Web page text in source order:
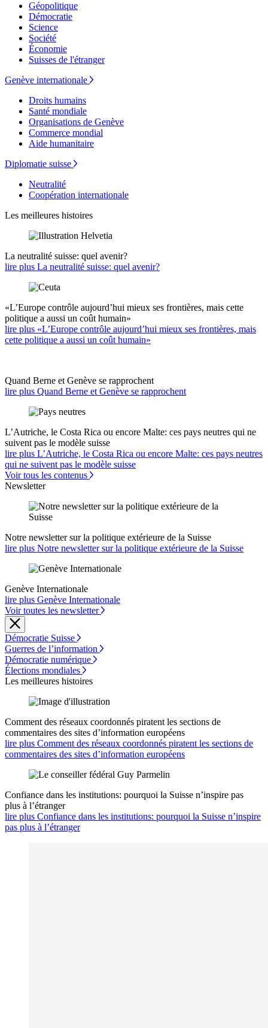
Géopolitique
Démocratie
Science
Société
Économie
Suisses de l'étranger
Genève internationale
Droits humains
Santé mondiale
Organisations de Genève
Commerce mondial
Aide humanitaire
Diplomatie suisse
Neutralité
Coopération internationale
Les meilleures histoires
La neutralité suisse: quel avenir?
lire plus La neutralité suisse: quel avenir?
«L’Europe contrôle aujourd’hui mieux ses frontières, mais cette
politique a aussi un coût humain»
lire plus «L’Europe contrôle aujourd’hui mieux ses frontières, mais
cette politique a aussi un coût humain»
Quand Berne et Genève se rapprochent
lire plus Quand Berne et Genève se rapprochent
L’Autriche, le Costa Rica ou encore Malte: ces pays neutres qui ne
suivent pas le modèle suisse
lire plus L’Autriche, le Costa Rica ou encore Malte: ces pays neutres
qui ne suivent pas le modèle suisse
Voir tous les contenus
Newsletter
Notre newsletter sur la politique extérieure de la Suisse
lire plus Notre newsletter sur la politique extérieure de la Suisse
Genève Internationale
lire plus Genève Internationale
Voir toutes les newsletter
Démocratie Suisse
Guerres de l’information
Démocratie numérique
Élections mondiales
Les meilleures histoires
Comment des réseaux coordonnés piratent les sections de
commentaires des sites d’information européens
lire plus Comment des réseaux coordonnés piratent les sections de
commentaires des sites d’information européens
Confiance dans les institutions: pourquoi la Suisse n’inspire pas
plus à l’étranger
lire plus Confiance dans les institutions: pourquoi la Suisse n’inspire
pas plus à l’étranger